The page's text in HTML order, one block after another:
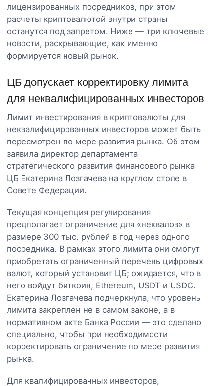
лицензированных посредников, при этом
расчеты криптовалютой внутри страны
останутся под запретом. Ниже — три ключевые
новости, раскрывающие, как именно
формируется новый рынок.
ЦБ допускает корректировку лимита
для неквалифицированных инвесторов
Лимит инвестирования в криптовалюты для
неквалифицированных инвесторов может быть
пересмотрен по мере развития рынка. Об этом
заявила директор департамента
стратегического развития финансового рынка
ЦБ Екатерина Лозгачева на круглом столе в
Совете Федерации.
Текущая концепция регулирования
предполагает ограничение для «неквалов» в
размере 300 тыс. рублей в год через одного
посредника. В рамках этого лимита они смогут
приобретать ограниченный перечень цифровых
валют, который установит ЦБ; ожидается, что в
него войдут биткоин, Ethereum, USDT и USDC.
Екатерина Лозгачева подчеркнула, что уровень
лимита закреплен не в самом законе, а в
нормативном акте Банка России — это сделано
специально, чтобы при необходимости
корректировать ограничение по мере развития
рынка.
Для квалифицированных инвесторов,